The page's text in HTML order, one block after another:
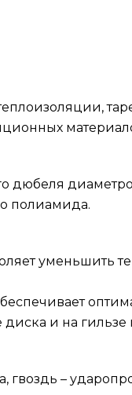
дюбеля
полиамида.
уменьшить
и на
гвоздь –